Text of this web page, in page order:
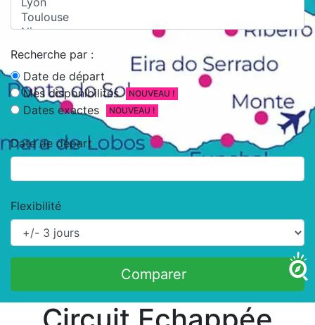
Recherche par :
Date de départ
Mes disponibilités
NOUVEAU !
Dates exactes NOUVEAU !
Date de départ
Flexibilité
Comparer